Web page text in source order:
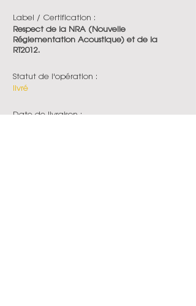
Label / Certification :
Respect de la NRA (Nouvelle
Réglementation Acoustique) et de la
RT2012.
Statut de l'opération :
livré
Date de livraison :